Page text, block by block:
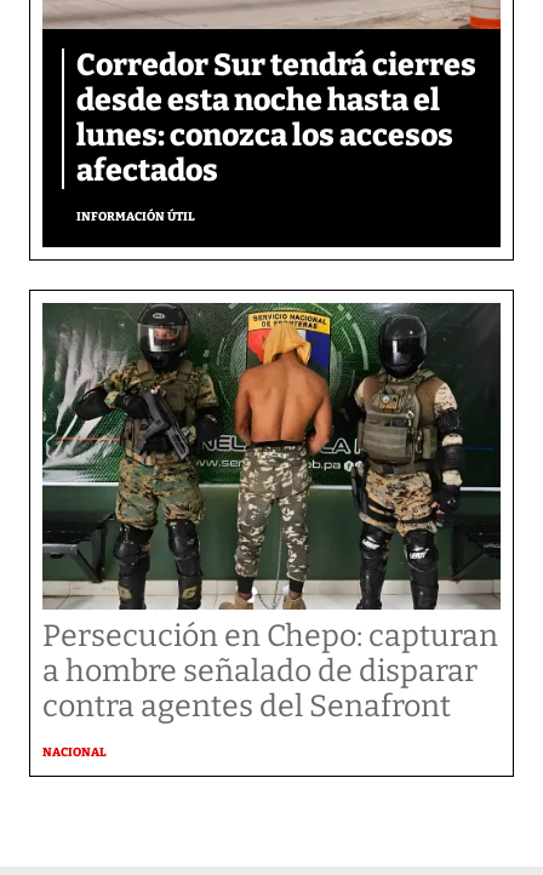
Corredor Sur tendrá cierres
desde esta noche hasta el
lunes: conozca los accesos
afectados
INFORMACIÓN ÚTIL
Persecución en Chepo: capturan
a hombre señalado de disparar
contra agentes del Senafront
NACIONAL